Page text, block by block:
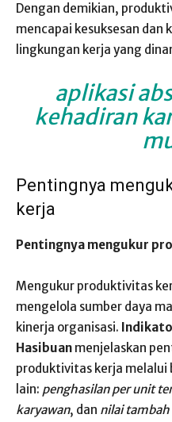
Dengan demikian,
mencapai kesuksesan
lingkungan kerja yang
aplikasi
kehadiran
Pentingnya
kerja
Pentingnya mengukur
Mengukur produktivitas
mengelola sumber daya
kinerja organisasi.
Hasibuan menjelaskan
produktivitas kerja
lain: penghasilan per unit
karyawan, dan nilai